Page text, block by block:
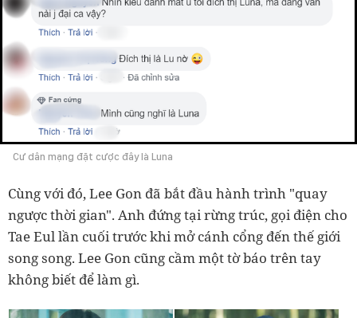
Cư dân mạng đặt cược đây là Luna
Cùng với đó, Lee Gon đã bắt đầu hành trình "quay
ngược thời gian". Anh đứng tại rừng trúc, gọi điện cho
Tae Eul lần cuối trước khi mở cánh cổng đến thế giới
song song. Lee Gon cũng cầm một tờ báo trên tay
không biết để làm gì.